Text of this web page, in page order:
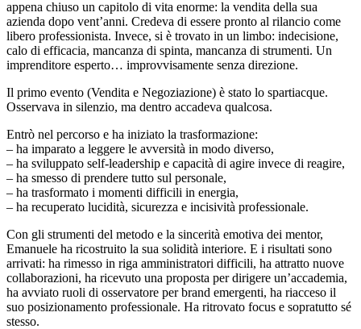
appena chiuso un capitolo di vita enorme: la vendita della sua
azienda dopo vent’anni. Credeva di essere pronto al rilancio come
libero professionista. Invece, si è trovato in un limbo: indecisione,
calo di efficacia, mancanza di spinta, mancanza di strumenti. Un
imprenditore esperto… improvvisamente senza direzione.
Il primo evento (Vendita e Negoziazione) è stato lo spartiacque.
Osservava in silenzio, ma dentro accadeva qualcosa.
Entrò nel percorso e ha iniziato la trasformazione:
– ha imparato a leggere le avversità in modo diverso,
– ha sviluppato self-leadership e capacità di agire invece di reagire,
– ha smesso di prendere tutto sul personale,
– ha trasformato i momenti difficili in energia,
– ha recuperato lucidità, sicurezza e incisività professionale.
Con gli strumenti del metodo e la sincerità emotiva dei mentor,
Emanuele ha ricostruito la sua solidità interiore. E i risultati sono
arrivati: ha rimesso in riga amministratori difficili, ha attratto nuove
collaborazioni, ha ricevuto una proposta per dirigere un’accademia,
ha avviato ruoli di osservatore per brand emergenti, ha riacceso il
suo posizionamento professionale. Ha ritrovato focus e sopratutto sé
stesso.